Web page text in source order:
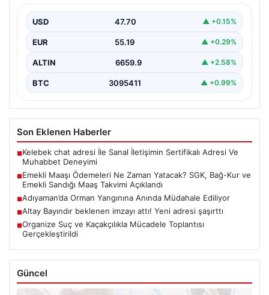
2026 Kurban Bayramı öncesinde milyonlarca emekli
ikramiyelerinin ne…
USD 47.70 ▲ +0.15%
EUR 55.19 ▲ +0.29%
ALTIN 6659.9 ▲ +2.58%
BTC 3095411 ▲ +0.99%
Son Eklenen Haberler
■Kelebek chat adresi İle Sanal İletişimin Sertifikalı Adresi Ve
Muhabbet Deneyimi
■Emekli Maaşı Ödemeleri Ne Zaman Yatacak? SGK, Bağ-Kur ve
Emekli Sandığı Maaş Takvimi Açıklandı
■Adıyaman’da Orman Yangınına Anında Müdahale Ediliyor
■Altay Bayındır beklenen imzayı attı! Yeni adresi şaşırttı
■Organize Suç ve Kaçakçılıkla Mücadele Toplantısı
Gerçekleştirildi
Güncel